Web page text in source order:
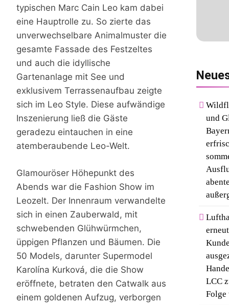
typischen Marc Cain Leo kam dabei
eine Hauptrolle zu. So zierte das
unverwechselbare Animalmuster die
gesamte Fassade des Festzeltes
und auch die idyllische
Gartenanlage mit See und
exklusivem Terrassenaufbau zeigte
sich im Leo Style. Diese aufwändige
Inszenierung ließ die Gäste
geradezu eintauchen in eine
atemberaubende Leo-Welt.
Glamouröser Höhepunkt des
Abends war die Fashion Show im
Leozelt. Der Innenraum verwandelte
sich in einen Zauberwald, mit
schwebenden Glühwürmchen,
üppigen Pflanzen und Bäumen. Die
50 Models, darunter Supermodel
Karolína Kurková, die die Show
eröffnete, betraten den Catwalk aus
einem goldenen Aufzug, verborgen
und
LCC
Folge